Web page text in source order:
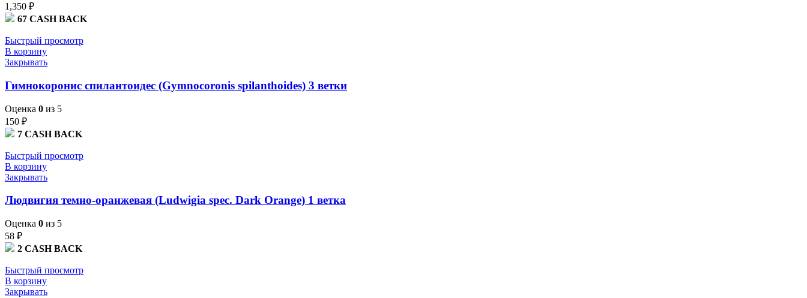
1,350 ₽
67 CASH BACK
Быстрый просмотр
В корзину
Закрывать
Гимнокоронис спилантоидес (Gymnocoronis spilanthoides) 3 ветки
Оценка 0 из 5
150 ₽
7 CASH BACK
Быстрый просмотр
В корзину
Закрывать
Людвигия темно-оранжевая (Ludwigia spec. Dark Orange) 1 ветка
Оценка 0 из 5
58 ₽
2 CASH BACK
Быстрый просмотр
В корзину
Закрывать